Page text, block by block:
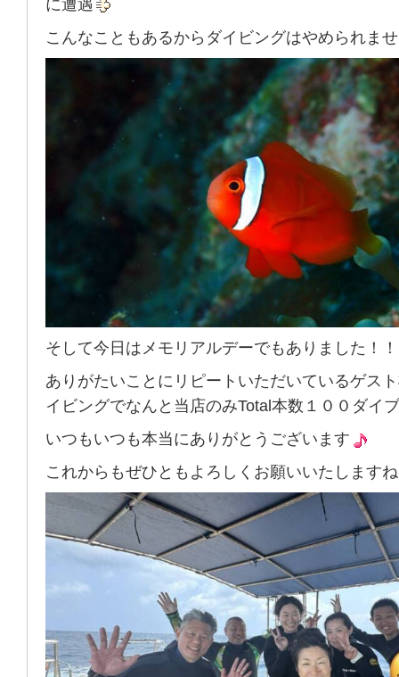
に遭遇
こんなこともあるからダイビングはやめられま
そして今日はメモリアルデーでもありました！！
ありがたいことにリピートいただいているゲス
イビングでなんと当店のみTotal本数１００ダイブ
いつもいつも本当にありがとうございます
これからもぜひともよろしくお願いいたしますね